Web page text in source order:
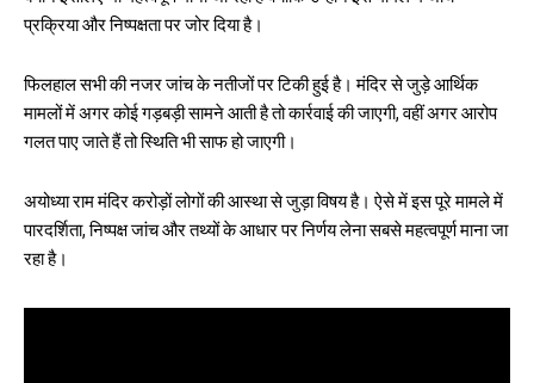
प्रक्रिया और निष्पक्षता पर जोर दिया है।
फिलहाल सभी की नजर जांच के नतीजों पर टिकी हुई है। मंदिर से जुड़े आर्थिक
मामलों में अगर कोई गड़बड़ी सामने आती है तो कार्रवाई की जाएगी, वहीं अगर आरोप
गलत पाए जाते हैं तो स्थिति भी साफ हो जाएगी।
अयोध्या राम मंदिर करोड़ों लोगों की आस्था से जुड़ा विषय है। ऐसे में इस पूरे मामले में
पारदर्शिता, निष्पक्ष जांच और तथ्यों के आधार पर निर्णय लेना सबसे महत्वपूर्ण माना जा
रहा है।